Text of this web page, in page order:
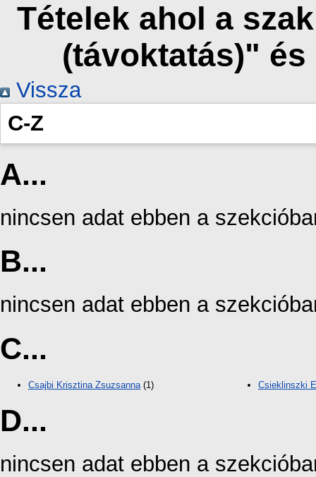
Tételek ahol a
(távoktatás)"
Vissza
C-Z
A...
nincsen adat ebben a
B...
nincsen adat ebben a
C...
Csajbi Krisztina Zsuzsanna (1) Csieklinszki
D...
nincsen adat ebben a